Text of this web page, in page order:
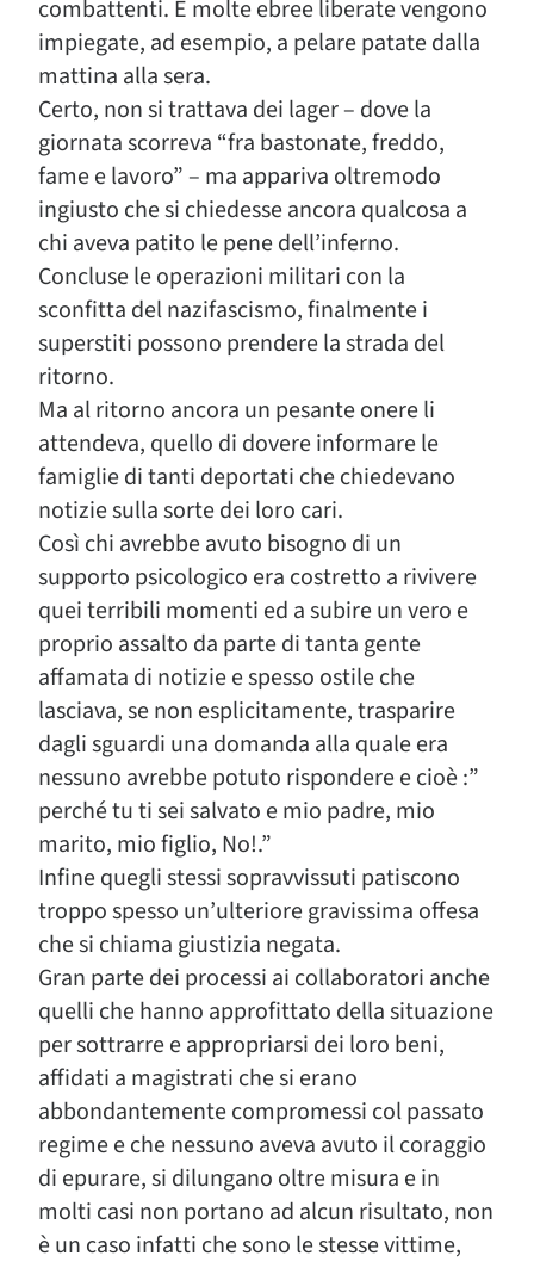
combattenti. E molte ebree liberate vengono
impiegate, ad esempio, a pelare patate dalla
mattina alla sera.
Certo, non si trattava dei lager – dove la
giornata scorreva “fra bastonate, freddo,
fame e lavoro” – ma appariva oltremodo
ingiusto che si chiedesse ancora qualcosa a
chi aveva patito le pene dell’inferno.
Concluse le operazioni militari con la
sconfitta del nazifascismo, finalmente i
superstiti possono prendere la strada del
ritorno.
Ma al ritorno ancora un pesante onere li
attendeva, quello di dovere informare le
famiglie di tanti deportati che chiedevano
notizie sulla sorte dei loro cari.
Così chi avrebbe avuto bisogno di un
supporto psicologico era costretto a rivivere
quei terribili momenti ed a subire un vero e
proprio assalto da parte di tanta gente
affamata di notizie e spesso ostile che
lasciava, se non esplicitamente, trasparire
dagli sguardi una domanda alla quale era
nessuno avrebbe potuto rispondere e cioè :”
perché tu ti sei salvato e mio padre, mio
marito, mio figlio, No!.”
Infine quegli stessi sopravvissuti patiscono
troppo spesso un’ulteriore gravissima offesa
che si chiama giustizia negata.
Gran parte dei processi ai collaboratori anche
quelli che hanno approfittato della situazione
per sottrarre e appropriarsi dei loro beni,
affidati a magistrati che si erano
abbondantemente compromessi col passato
regime e che nessuno aveva avuto il coraggio
di epurare, si dilungano oltre misura e in
molti casi non portano ad alcun risultato, non
è un caso infatti che sono le stesse vittime,